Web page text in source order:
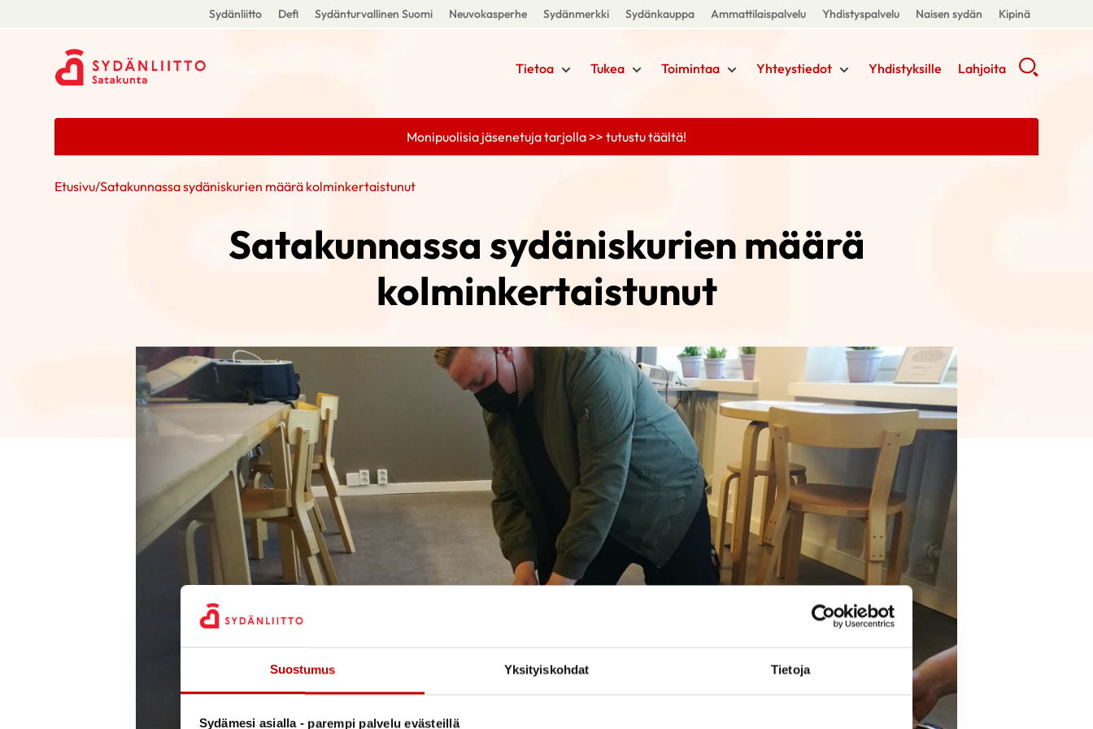
Suostumus Yksityiskohdat Tietoja
Sydämesi asialla - parempi palvelu evästeillä
Sydänliitto Defi Sydänturvallinen Suomi Neuvokasperhe Sydänmerkki Sydänkauppa Ammattilaispalvelu Yhdistyspalvelu Naisen sydän Kipinä
Tietoa Tukea Toimintaa Yhteystiedot Yhdistyksille Lahjoita
Monipuolisia jäsenetuja tarjolla >> tutustu täältä!
Etusivu/Satakunnassa sydäniskurien määrä kolminkertaistunut
Satakunnassa sydäniskurien määrä
kolminkertaistunut